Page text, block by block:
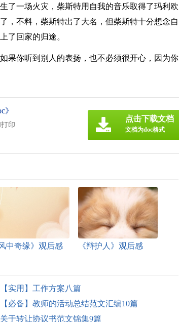
了一场火灾，柴斯特用自我的音乐取得了玛利欧
，不料，柴斯特出了大名，但柴斯特十分想念自
了回家的归途。
果你听到别人的表扬，也不必须很开心，因为你
印
点击下载文档
文档为doc格式
风中奇缘》观后感 《辩护人》观后感
【实用】工作方案八篇
【必备】教师的活动总结范文汇编10篇
关于转让协议书范文锦集9篇